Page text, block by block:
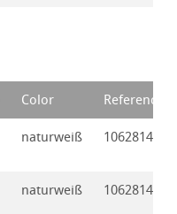
Color Referencia
naturweiß 10628140
naturweiß 10628141